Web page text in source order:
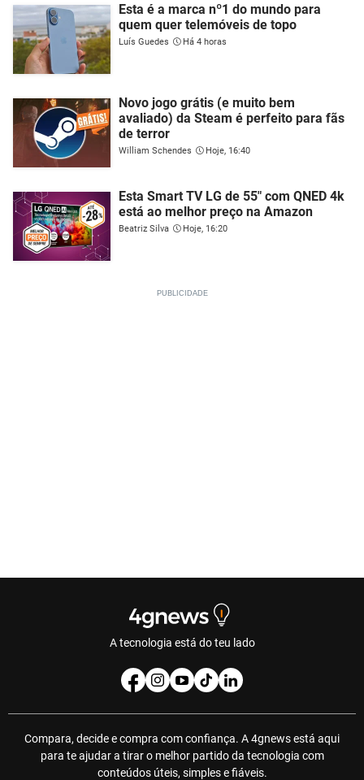
Esta é a marca nº1 do mundo para
quem quer telemóveis de topo
Luís Guedes Há 4 horas
Novo jogo grátis (e muito bem
avaliado) da Steam é perfeito para fãs
de terror
William Schendes Hoje, 16:40
Esta Smart TV LG de 55" com QNED 4k
está ao melhor preço na Amazon
Beatriz Silva Hoje, 16:20
A tecnologia está do teu lado
Compara, decide e compra com confiança. A 4gnews está aqui
para te ajudar a tirar o melhor partido da tecnologia com
conteúdos úteis, simples e fiáveis.